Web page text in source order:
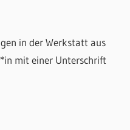
in der Werkstatt aus
mit einer Unterschrift